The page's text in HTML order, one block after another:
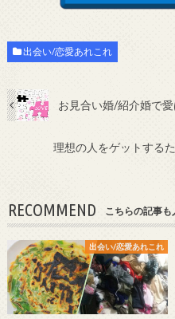
出会い/恋愛あれこれ
お見合い婚/紹介婚で
理想の人をゲットする
RECOMMEND こちらの記事も
出会い/恋愛あれこれ